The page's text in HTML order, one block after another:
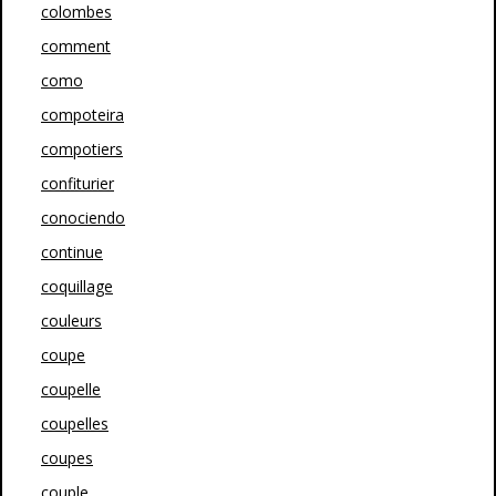
colombes
comment
como
compoteira
compotiers
confiturier
conociendo
continue
coquillage
couleurs
coupe
coupelle
coupelles
coupes